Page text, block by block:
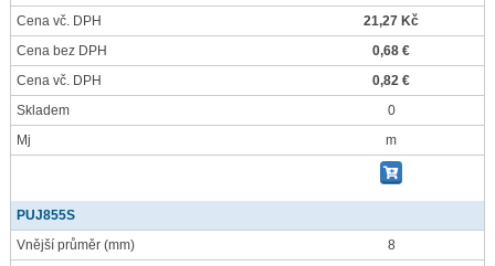
Cena vč. DPH
21,27 Kč
Cena bez DPH
0,68 €
Cena vč. DPH
0,82 €
Skladem
0
Mj
m
PUJ855S
Vnější průměr (mm)
8